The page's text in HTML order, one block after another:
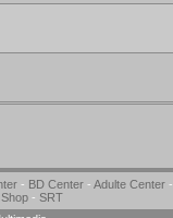
- BD Center- Adulte Center-
- SRT